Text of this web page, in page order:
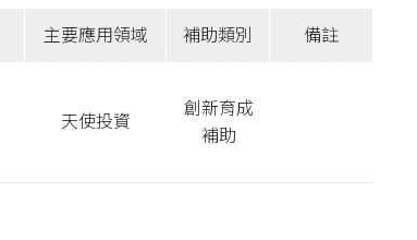
主要應用領域 補助類別 備註
天使投資
創新育成
補助